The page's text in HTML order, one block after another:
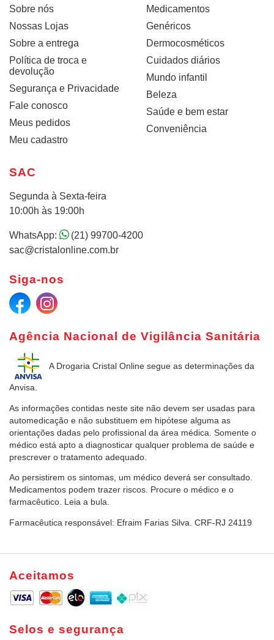
Sobre nós
Nossas Lojas
Sobre a entrega
Política de troca e
devolução
Segurança e Privacidade
Fale conosco
Meus pedidos
Meu cadastro
Medicamentos
Genéricos
Dermocosméticos
Cuidados diários
Mundo infantil
Beleza
Saúde e bem estar
Conveniência
Agência Nacional de Vigilância Sanitária
A Drogaria Cristal Online segue as determinações da
Anvisa.
As informações contidas neste site não devem ser usadas para
automedicação e não substituem em hipótese alguma as
orientações dadas pelo profissional da área médica. Somente o
médico está apto a diagnosticar qualquer problema de saúde e
prescrever o tratamento adequado.
Ao persistirem os sintomas, um médico deverá ser consultado.
Medicamentos podem trazer riscos. Procure o médico e o
farmacêutico. Leia a bula.
Farmacêutica responsável: Efraim Farias Silva. CRF-RJ 24119
SAC
Segunda à Sexta-feira
10:00h às 19:00h
WhatsApp:
(21) 99700-4200
sac@cristalonline.com.br
Siga-nos
Aceitamos
Selos e segurança